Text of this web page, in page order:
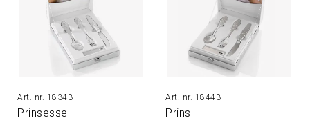
18343
Prinsesse
18443
Prins